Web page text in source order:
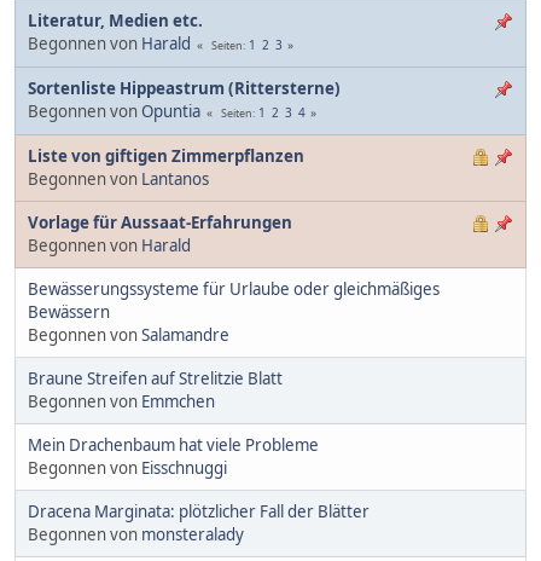
Literatur, Medien etc.
Begonnen von Harald Seiten 1 2 3
Sortenliste Hippeastrum (Rittersterne)
Begonnen von Opuntia Seiten 1 2 3 4
Liste von giftigen Zimmerpflanzen
Begonnen von Lantanos
Vorlage für Aussaat-Erfahrungen
Begonnen von Harald
Bewässerungssysteme für Urlaube oder gleichmäßiges
Bewässern
Begonnen vonSalamandre
Braune Streifen auf Strelitzie Blatt
Begonnen von Emmchen
Mein Drachenbaum hat viele Probleme
Begonnen von Eisschnuggi
Dracena Marginata: plötzlicher Fall der Blätter
Begonnen von monsteralady